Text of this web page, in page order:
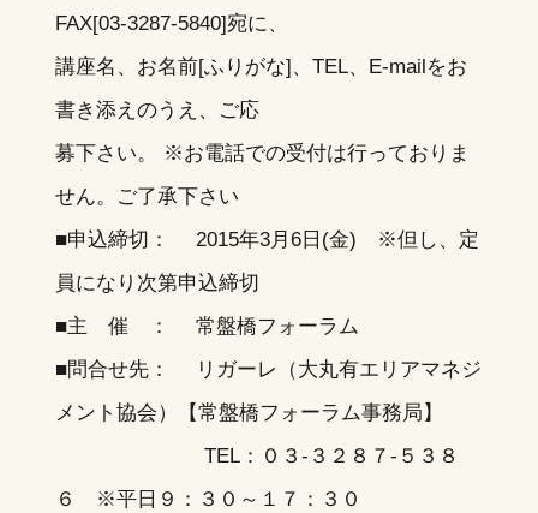
FAX[03-3287-5840]宛に、
講座名、お名前[ふりがな]、TEL、E-mailをお
書き添えのうえ、ご応
募下さい。 ※お電話での受付は行っておりま
せん。ご了承下さい
■申込締切： 2015年3月6日(金) ※但し、定
員になり次第申込締切
■主 催 ： 常盤橋フォーラム
■問合せ先： リガーレ（大丸有エリアマネジ
メント協会）【常盤橋フォーラム事務局】
TEL：０３-３２８７-５３８
６ ※平日９：３０～１７：３０